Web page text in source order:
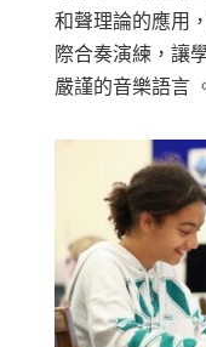
和聲理論的應用
際合奏演練，讓
嚴謹的音樂語言